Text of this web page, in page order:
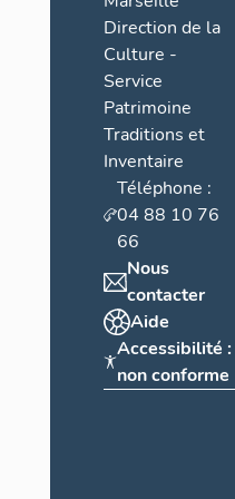
Direction de la
Culture -
Service
Patrimoine
Traditions et
Inventaire
Téléphone :
04 88 10 76
66
Nous
contacter
Aide
Accessibilité :
non conforme